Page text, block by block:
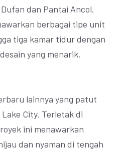
dan Pantai Ancol.
berbagai tipe unit
tiga kamar tidur dengan
yang menarik.
lainnya yang patut
City. Terletak di
ini menawarkan
dan nyaman di tengah